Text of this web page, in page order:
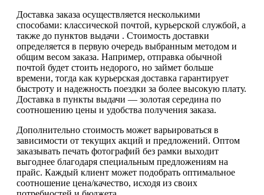
Доставка заказа осуществляется несколькими
способами: классической почтой, курьерской службой, а
также до пунктов выдачи . Стоимость доставки
определяется в первую очередь выбранным методом и
общим весом заказа. Например, отправка обычной
почтой будет стоить недорого, но займет больше
времени, тогда как курьерская доставка гарантирует
быстроту и надежность поездки за более высокую плату.
Доставка в пункты выдачи — золотая середина по
соотношению цены и удобства получения заказа.
Дополнительно стоимость может варьироваться в
зависимости от текущих акций и предложений. Оптом
заказывать печать фотографий без рамки выходит
выгоднее благодаря специальным предложениям на
прайс. Каждый клиент может подобрать оптимальное
соотношение цена/качество, исходя из своих